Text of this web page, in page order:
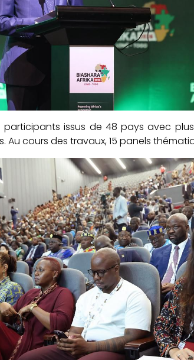
issus de 48 pays avec
cours des travaux, 15 panels